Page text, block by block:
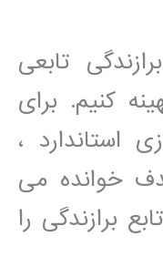
تابعی
کنیم. برای
استاندارد ،
خوانده می
برازندگی را